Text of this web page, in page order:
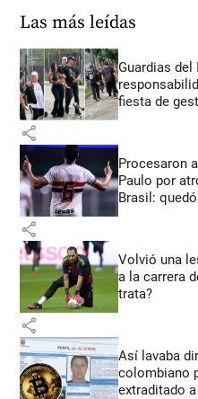
Las más leídas
Guardias
fiesta de
share
Procesaron
Paulo por
Brasil:
share
Volvió una
a la carrera
trata?
share
Así lavaba
colombiano
extraditado a